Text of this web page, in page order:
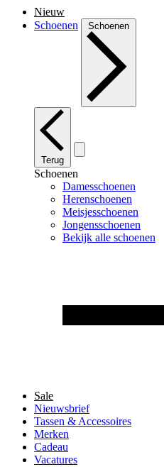
Nieuw
Schoenen
Schoenen
Terug
Schoenen
Damesschoenen
Herenschoenen
Meisjesschoenen
Jongensschoenen
Bekijk alle schoenen
Sale
Nieuwsbrief
Tassen & Accessoires
Merken
Cadeau
Vacatures